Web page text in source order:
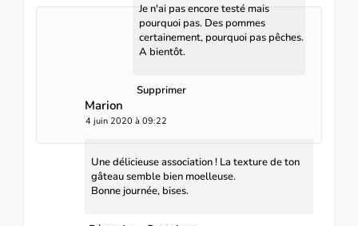
Je n'ai pas encore testé mais
pourquoi pas. Des pommes
certainement, pourquoi pas pêches.
A bientôt.
Supprimer
Marion
4 juin 2020 à 09:22
Une délicieuse association ! La texture de ton
gâteau semble bien moelleuse.
Bonne journée, bises.